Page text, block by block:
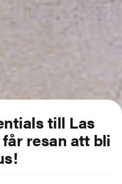
till Las
resan att bli